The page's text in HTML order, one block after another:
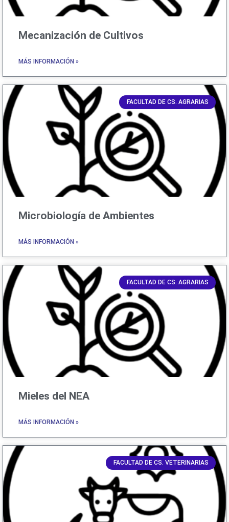
Mecanización de Cultivos
MÁS INFORMACIÓN »
FACULTAD DE CS. AGRARIAS
Microbiología de Ambientes
MÁS INFORMACIÓN »
FACULTAD DE CS. AGRARIAS
Mieles del NEA
MÁS INFORMACIÓN »
FACULTAD DE CS. VETERINARIAS